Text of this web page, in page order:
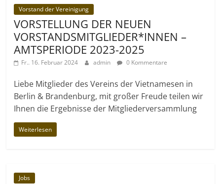
Vorstand der Vereinigung
VORSTELLUNG DER NEUEN
VORSTANDSMITGLIEDER*INNEN –
AMTSPERIODE 2023-2025
Fr.. 16. Februar 2024 admin 0 Kommentare
Liebe Mitglieder des Vereins der Vietnamesen in
Berlin & Brandenburg, mit großer Freude teilen wir
Ihnen die Ergebnisse der Mitgliederversammlung
Weiterlesen
Jobs